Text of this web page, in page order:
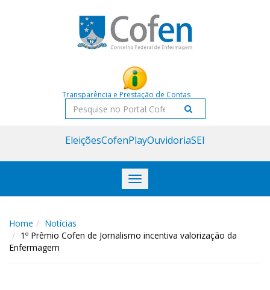
Transparência e Prestação de Contas
Pesquisar
EleiçõesCofenPlayOuvidoriaSEI
Toggle
navigation
Home
Notícias
1º Prêmio Cofen de Jornalismo incentiva valorização da
Enfermagem